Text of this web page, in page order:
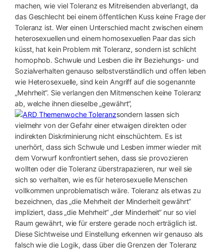
machen, wie viel Toleranz es Mitreisenden abverlangt, da
das Geschlecht bei einem öffentlichen Kuss keine Frage der
Toleranz ist. Wer einen Unterschied macht zwischen einem
heterosexuellen und einem homosexuellen Paar das sich
küsst, hat kein Problem mit Toleranz, sondern ist schlicht
homophob. Schwule und Lesben die ihr Beziehungs- und
Sozialverhalten genauso selbstverständlich und offen leben
wie Heterosexuelle, sind kein Angriff auf die sogenannte
„Mehrheit“. Sie verlangen den Mitmenschen keine Toleranz
ab, welche ihnen dieselbe „gewährt“,
sondern lassen sich
vielmehr von der Gefahr einer etwaigen direkten oder
indirekten Diskriminierung nicht einschüchtern. Es ist
unerhört, dass sich Schwule und Lesben immer wieder mit
dem Vorwurf konfrontiert sehen, dass sie provozieren
wollten oder die Toleranz überstrapazieren, nur weil sie
sich so verhalten, wie es für heterosexuelle Menschen
vollkommen unproblematisch wäre. Toleranz als etwas zu
bezeichnen, das „die Mehrheit der Minderheit gewährt“
impliziert, dass „die Mehrheit“ „der Minderheit“ nur so viel
Raum gewährt, wie für erstere gerade noch erträglich ist.
Diese Sichtweise und Einstellung erkennen wir genauso als
falsch wie die Logik, dass über die Grenzen der Toleranz